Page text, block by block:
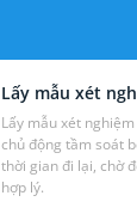
Lấy mẫu xét
Lấy mẫu xét
chủ động tầm soát
thời gian đi lại, chờ đợi kết quả với mức chi phí
hợp lý.